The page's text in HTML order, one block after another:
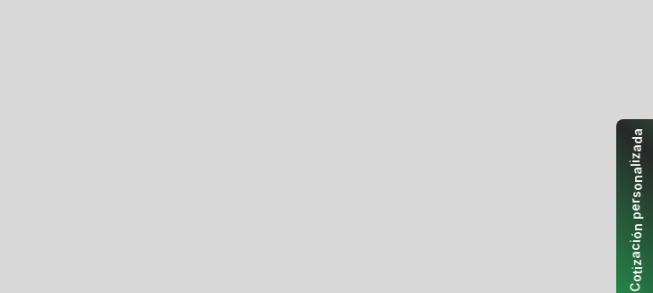
C
o
t
i
z
a
c
i
ó
n
p
e
r
s
o
n
a
l
i
z
a
d
a